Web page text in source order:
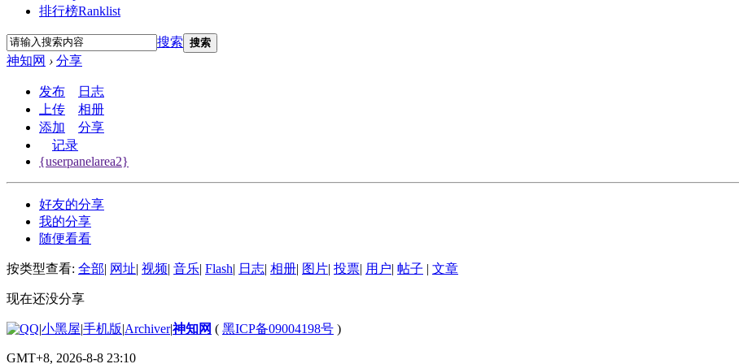
排行榜Ranklist
搜索 搜索
神知网 › 分享
发布
日志
上传
相册
添加
分享
记录
{userpanelarea2}
好友的分享
我的分享
随便看看
按类型查看: 全部| 网址| 视频| 音乐| Flash| 日志| 相册| 图片| 投票| 用户| 帖子 | 文章
现在还没分享
|小黑屋|手机版|Archiver|神知网 ( 黑ICP备09004198号 )
GMT+8, 2026-8-8 23:10